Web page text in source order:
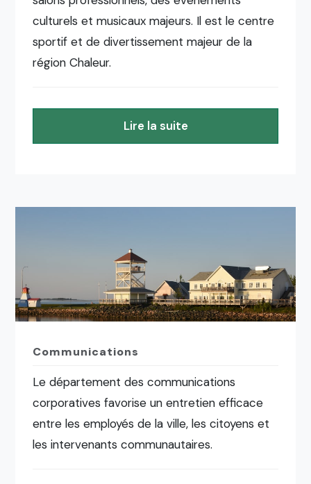
culturels et musicaux majeurs. Il est le centre
sportif et de divertissement majeur de la
région Chaleur.
Lire la suite
Communications
Le département des communications
corporatives favorise un entretien efficace
entre les employés de la ville, les citoyens et
les intervenants communautaires.